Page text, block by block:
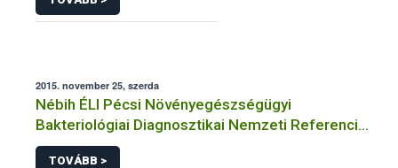
2015. november 25, szerda
Nébih ÉLI Pécsi Növényegészségügyi
Bakteriológiai Diagnosztikai Nemzeti Referencia
Laboratórium
TOVÁBB >